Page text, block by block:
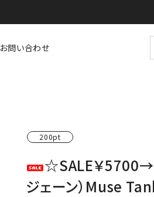
お問い合わせ
200pt
☆SALE￥5700→
ジェーン）Muse